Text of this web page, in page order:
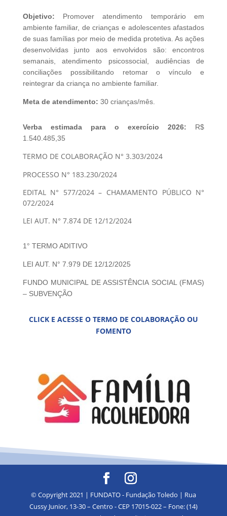
Objetivo: Promover atendimento temporário em
ambiente familiar, de crianças e adolescentes afastados
de suas famílias por meio de medida protetiva. As ações
desenvolvidas junto aos envolvidos são: encontros
semanais, atendimento psicossocial, audiências de
conciliações possibilitando retomar o vínculo e
reintegrar da criança no ambiente familiar.
Meta de atendimento: 30 crianças/mês.
Verba estimada para o exercício 2026: R$
1.540.485,35
TERMO DE COLABORAÇÃO N° 3.303/2024
PROCESSO N° 183.230/2024
EDITAL N° 577/2024 – CHAMAMENTO PÚBLICO N°
072/2024
LEI AUT. N° 7.874 DE 12/12/2024
1° TERMOADITIVO
LEI AUT. N° 7.979 DE 12/12/2025
FUNDO MUNICIPAL DE ASSISTÊNCIA SOCIAL (FMAS)
– SUBVENÇÃO
CLICK E ACESSE O TERMO DE COLABORAÇÃO OU
FOMENTO
© Copyright 2021 | FUNDATO - Fundação Toledo | Rua
Cussy Junior, 13-30 – Centro - CEP 17015-022 – Fone: (14)